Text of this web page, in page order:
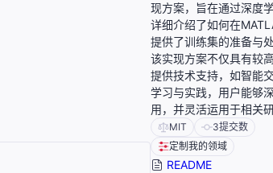
现方案，旨在通过深度
详细介绍了如何在
提供了训练集的准备与
该实现方案不仅具有较
提供技术支持，如智能
学习与实践，用户能够
用，并灵活运用于相关
MIT 3提交数
定制我的领域
README